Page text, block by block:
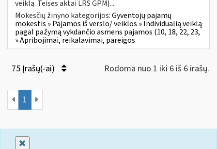
veiklą. Teises aktai LRS GPMĮ...
Mokesčių žinyno kategorijos:Gyventojų pajamų
mokestis » Pajamos iš verslo/ veiklos » Individualią veiklą
pagal pažymą vykdančio asmens pajamos (10, 18, 22, 23,
» Apribojimai, reikalavimai, pareigos
75 Įrašų(-ai) Rodoma nuo 1 iki 6 iš 6 irašų.
1